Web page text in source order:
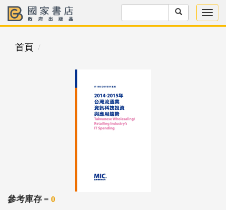
首頁
參考庫存 = 0